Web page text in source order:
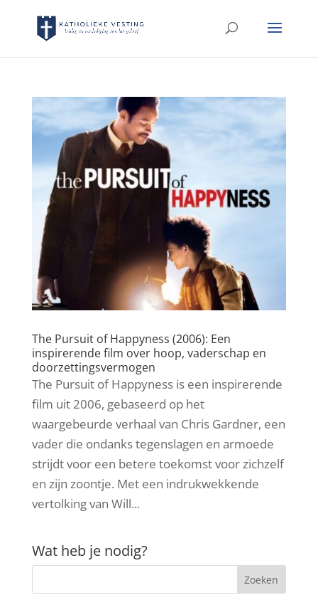
The Pursuit of Happyness (2006): Een
inspirerende film over hoop, vaderschap en
doorzettingsvermogen
The Pursuit of Happyness is een inspirerende
film uit 2006, gebaseerd op het
waargebeurde verhaal van Chris Gardner, een
vader die ondanks tegenslagen en armoede
strijdt voor een betere toekomst voor zichzelf
en zijn zoontje. Met een indrukwekkende
vertolking van Will...
Wat heb je nodig?